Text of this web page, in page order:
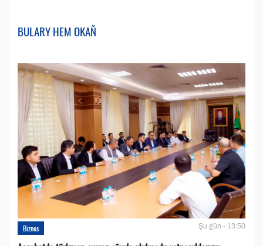
BULARY HEM OKAŇ
Biznes Şu gün - 13:50